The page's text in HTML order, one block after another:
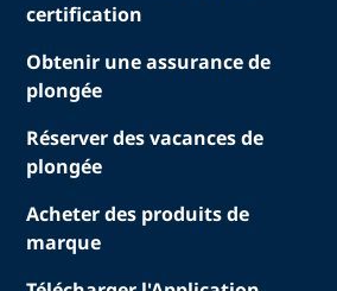
certification
Obtenir une assurance de
plongée
Réserver des vacances de
plongée
Acheter des produits de
marque